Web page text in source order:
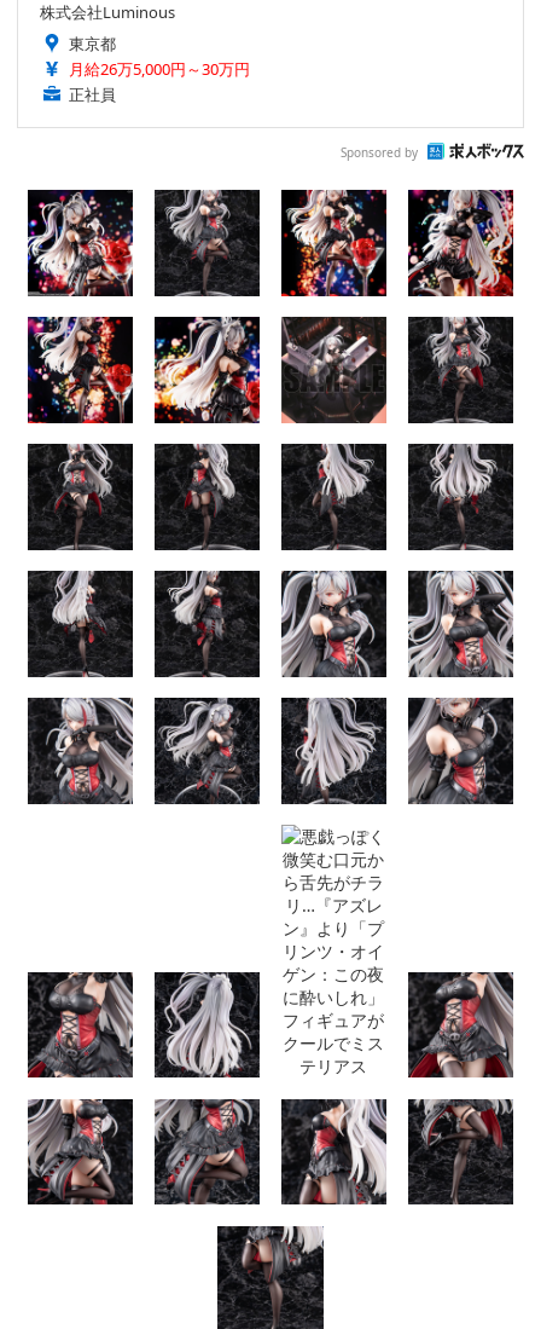
株式会社Luminous
東京都
月給26万5,000円～30万円
正社員
Sponsored by